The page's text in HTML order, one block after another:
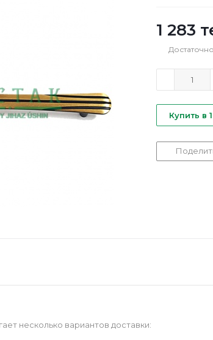
1 283
Достаточно
Купить в
несколько вариантов доставки: